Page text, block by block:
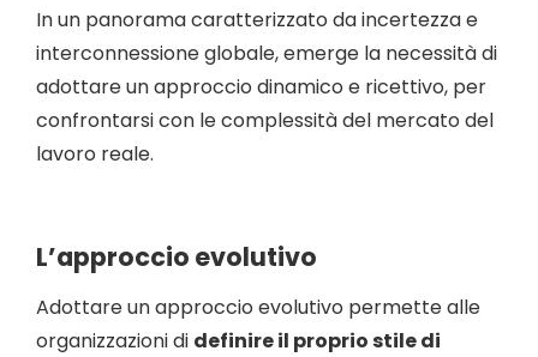
In un panorama caratterizzato da incertezza e
interconnessione globale, emerge la necessità di
adottare un approccio dinamico e ricettivo, per
confrontarsi con le complessità del mercato del
lavoro reale.
L’approccio evolutivo
Adottare un approccio evolutivo permette alle
organizzazioni di definire il proprio stile di